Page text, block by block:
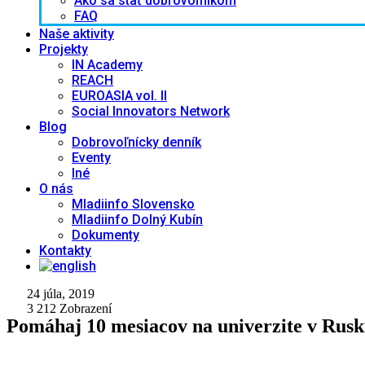
FAQ
Naše aktivity
Projekty
IN Academy
REACH
EUROASIA vol. II
Social Innovators Network
Blog
Dobrovoľnícky denník
Eventy
Iné
O nás
Mladiinfo Slovensko
Mladiinfo Dolný Kubín
Dokumenty
Kontakty
24 júla, 2019
3 212 Zobrazení
Pomáhaj 10 mesiacov na univerzite v